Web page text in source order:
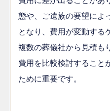
態や、ご遺族の要望によ
となり、費用が変動する
複数の葬儀社から見積も
費用を比較検討すること
ために重要です。